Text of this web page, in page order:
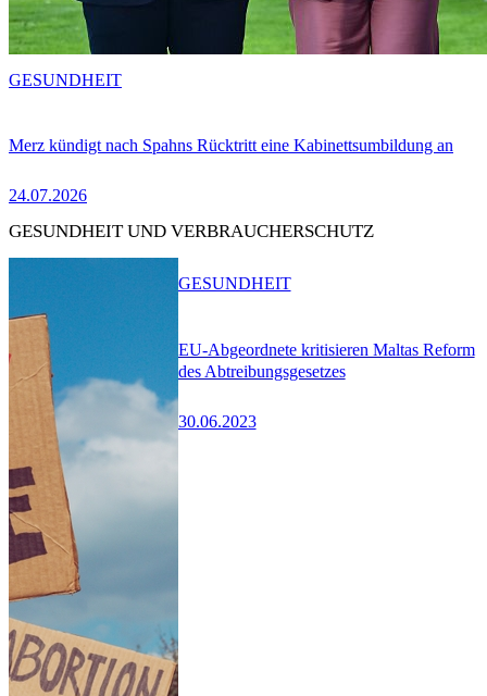
Merz kündigt nach Spahns Rücktritt eine Kabinettsumbildung an
24.07.2026
GESUNDHEIT
GESUNDHEIT UND VERBRAUCHERSCHUTZ
EU-Abgeordnete kritisieren Maltas Reform
des Abtreibungsgesetzes
30.06.2023
GESUNDHEIT